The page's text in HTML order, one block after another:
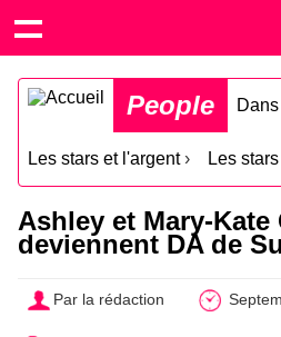
People
Les stars et l'argent› Les
Ashley et Mary-Kate
deviennent DA de
Par la rédaction